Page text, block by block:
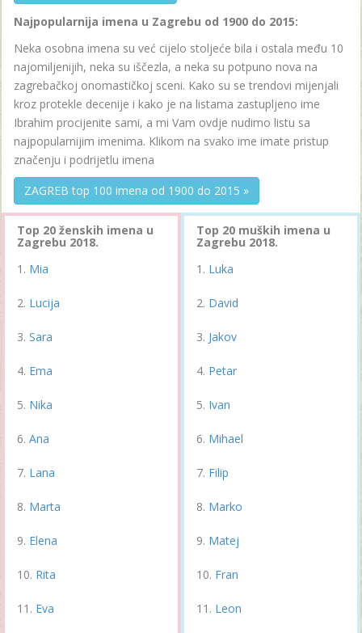
Najpopularnija imena u Zagrebu od 1900 do 2015:
Neka osobna imena su već cijelo stoljeće bila i ostala među 10
najomiljenijih, neka su iščezla, a neka su potpuno nova na
zagrebačkoj onomastičkoj sceni. Kako su se trendovi mijenjali
kroz protekle decenije i kako je na listama zastupljeno ime
Ibrahim procijenite sami, a mi Vam ovdje nudimo listu sa
najpopularnijim imenima. Klikom na svako ime imate pristup
značenju i podrijetlu imena
ZAGREB top 100 imena od 1900 do 2015 »
Top 20 ženskih imena u
Zagrebu 2018.
Mia
Lucija
Sara
Ema
Nika
Ana
Lana
Marta
Elena
Rita
Eva
Top 20 muških imena u
Zagrebu 2018.
Luka
David
Jakov
Petar
Ivan
Mihael
Filip
Marko
Matej
Fran
Leon